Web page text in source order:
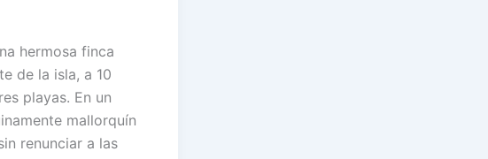
hermosa finca
de la isla, a 10
playas. En un
mallorquín
renunciar a las